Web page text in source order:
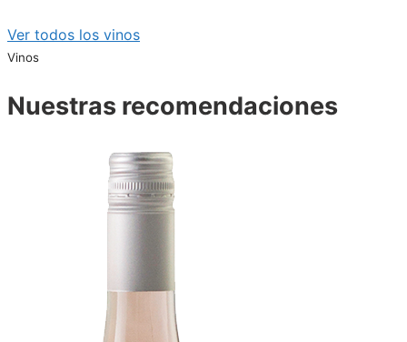
Ver todos los vinos
Vinos
Nuestras recomendaciones